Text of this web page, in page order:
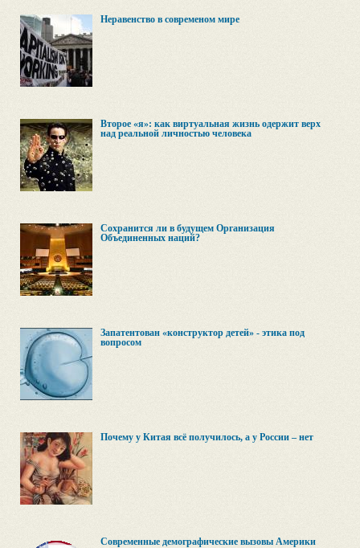
Неравенство в современом мире
Второе «я»: как виртуальная жизнь одержит верх
над реальной личностью человека
Сохранится ли в будущем Организация
Объединенных наций?
Запатентован «конструктор детей» - этика под
вопросом
Почему у Китая всё получилось, а у России – нет
Современные демографические вызовы Америки